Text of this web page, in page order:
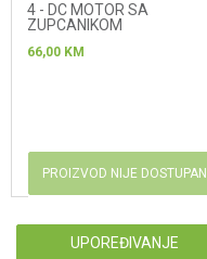
4 - DC MOTOR SA
ZUPCANIKOM
66,00 KM
PROIZVOD NIJE DOSTUPAN
UPOREĐIVANJE